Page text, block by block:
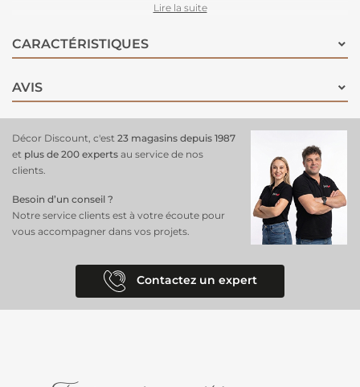
Gain thermique :+2.1°C pour un confort accru
Économie d'énergie :Protège du froid en hiver et de la chaleur en
Protection de la lumière :
Couleur :
Lire la suite
CARACTÉRISTIQUES
AVIS
Décor Discount, c'est 23 magasins depuis 1987
et plus de 200 experts au service de nos
clients.
Besoin d’un conseil ?
Notre service clients est à votre écoute pour
vous accompagner dans vos projets.
Contactez un expert